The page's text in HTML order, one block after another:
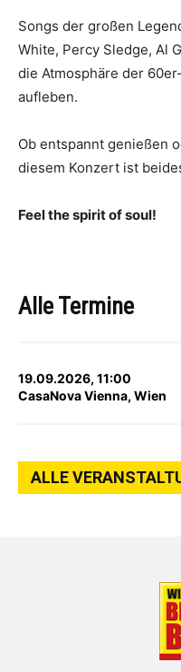
Songs der großen
White, Percy Sledge, Al
die Atmosphäre der
aufleben.
Ob entspannt genießen
diesem Konzert ist
Feel the spirit of soul!
Alle Termine
19.09.2026, 11:00
CasaNova Vienna, Wien
ALLE